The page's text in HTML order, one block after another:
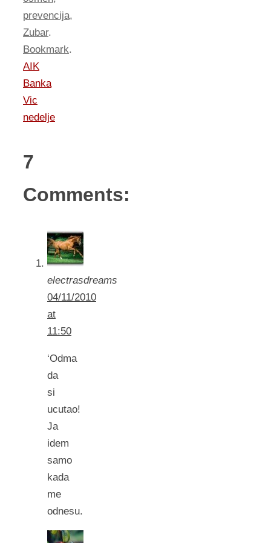
prevencija,
Zubar.
Bookmark.
AIK
Banka
Vic
nedelje
7
Comments:
electrasdreams
04/11/2010
at
11:50
‘Odma
da
si
ucutao!
Ja
idem
samo
kada
me
odnesu.